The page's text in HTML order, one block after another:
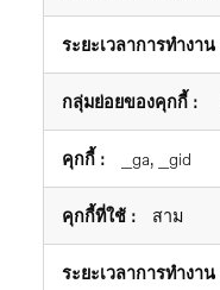
_ga, _gid
สาม